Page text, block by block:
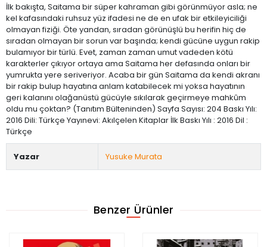
İlk bakışta, Saitama bir süper kahraman gibi görünmüyor asla; ne
kel kafasındaki ruhsuz yüz ifadesi ne de en ufak bir etkileyiciliği
olmayan fiziği. Öte yandan, sıradan görünüşlü bu herifin hiç de
sıradan olmayan bir sorun var başında; kendi gücüne uygun rakip
bulamıyor bir türlü. Evet, zaman zaman umut vadeden kötü
karakterler çıkıyor ortaya ama Saitama her defasında onları bir
yumrukta yere seriveriyor. Acaba bir gün Saitama da kendi akranı
bir rakip bulup hayatına anlam katabilecek mi yoksa hayatının
geri kalanını olağanüstü gücüyle sıkılarak geçirmeye mahkûm
oldu mu çoktan? (Tanıtım Bülteninden) Sayfa Sayısı: 204 Baskı Yılı:
2016 Dili: Türkçe Yayınevi: Akılçelen Kitaplar İlk Baskı Yılı : 2016 Dil :
Türkçe
Yazar Yusuke Murata
Benzer Ürünler